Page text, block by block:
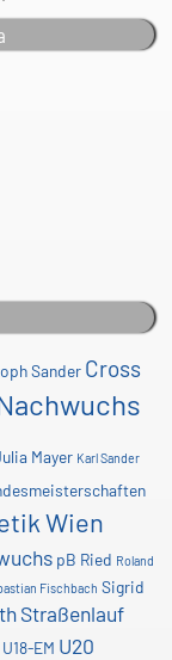
Sander Cross
Mayer Karl Sander
Wien
pB Ried Roland
Fischbach Sigrid
Straßenlauf
U18-EM U20